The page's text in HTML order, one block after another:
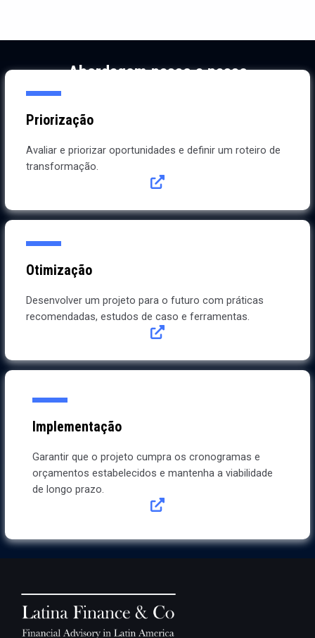
Abordagem passo a passo
Da definição do roteiro à implementação
Priorização
Avaliar e priorizar oportunidades e definir um roteiro de
transformação.
Otimização
Desenvolver um projeto para o futuro com práticas
recomendadas, estudos de caso e ferramentas.
Implementação
Garantir que o projeto cumpra os cronogramas e
orçamentos estabelecidos e mantenha a viabilidade
de longo prazo.